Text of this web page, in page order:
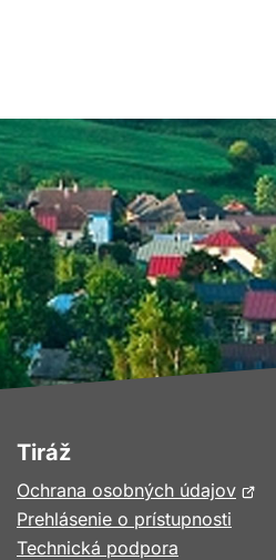
Tiráž
Ochrana osobných údajovOtvorí
Prehlásenie o prístupnosti
Technická podpora